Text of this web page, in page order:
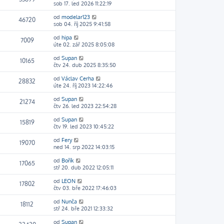
sob 17. led 2026 11:22:19
46720 od modelar123
sob 04. říj 2025 9:41:58
7009 od hipa
úte 02. zář 2025 8:05:08
10165 od Supan
čtv 24. dub 2025 8:35:50
28832 od Václav Cerha
úte 24. říj 2023 14:22:46
21274 od Supan
čtv 26. led 2023 22:54:28
15819 od Supan
čtv 19. led 2023 10:45:22
19070 od Fery
ned 14. srp 2022 14:03:15
17065 od Bořík
stř 20. dub 2022 12:05:11
17802 od LEON
čtv 03. bře 2022 17:46:03
18112 od Nunča
stř 24. bře 2021 12:33:32
od Supan